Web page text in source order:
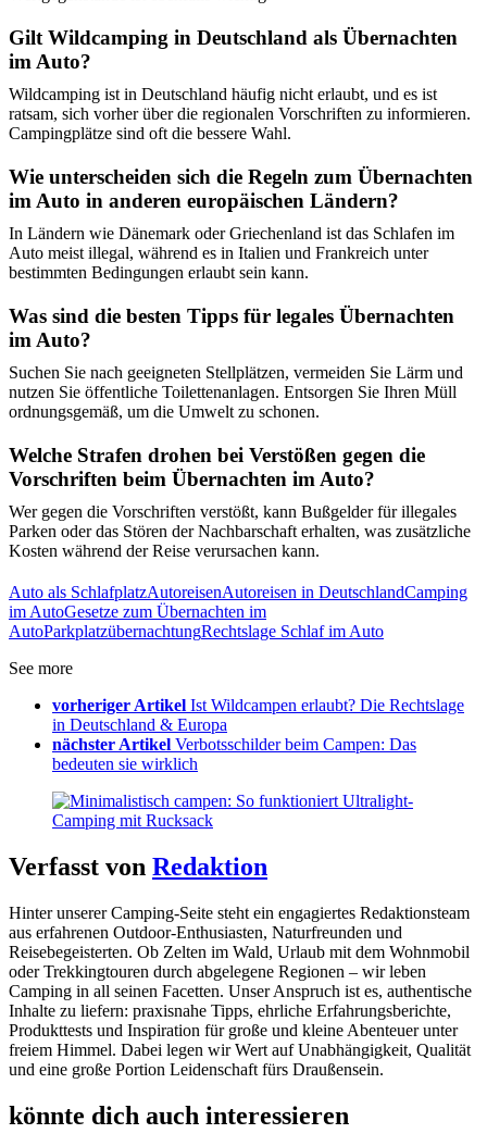
Gilt Wildcamping in Deutschland als Übernachten
im Auto?
Wildcamping ist in Deutschland häufig nicht erlaubt, und es ist
ratsam, sich vorher über die regionalen Vorschriften zu informieren.
Campingplätze sind oft die bessere Wahl.
Wie unterscheiden sich die Regeln zum Übernachten
im Auto in anderen europäischen Ländern?
In Ländern wie Dänemark oder Griechenland ist das Schlafen im
Auto meist illegal, während es in Italien und Frankreich unter
bestimmten Bedingungen erlaubt sein kann.
Was sind die besten Tipps für legales Übernachten
im Auto?
Suchen Sie nach geeigneten Stellplätzen, vermeiden Sie Lärm und
nutzen Sie öffentliche Toilettenanlagen. Entsorgen Sie Ihren Müll
ordnungsgemäß, um die Umwelt zu schonen.
Welche Strafen drohen bei Verstößen gegen die
Vorschriften beim Übernachten im Auto?
Wer gegen die Vorschriften verstößt, kann Bußgelder für illegales
Parken oder das Stören der Nachbarschaft erhalten, was zusätzliche
Kosten während der Reise verursachen kann.
Auto als SchlafplatzAutoreisenAutoreisen in DeutschlandCamping
im AutoGesetze zum Übernachten im
AutoParkplatzübernachtungRechtslage Schlaf im Auto
See more
vorheriger Artikel Ist Wildcampen erlaubt? Die Rechtslage
in Deutschland & Europa
nächster Artikel Verbotsschilder beim Campen: Das
bedeuten sie wirklich
Verfasst von Redaktion
Hinter unserer Camping-Seite steht ein engagiertes Redaktionsteam
aus erfahrenen Outdoor-Enthusiasten, Naturfreunden und
Reisebegeisterten. Ob Zelten im Wald, Urlaub mit dem Wohnmobil
oder Trekkingtouren durch abgelegene Regionen – wir leben
Camping in all seinen Facetten. Unser Anspruch ist es, authentische
Inhalte zu liefern: praxisnahe Tipps, ehrliche Erfahrungsberichte,
Produkttests und Inspiration für große und kleine Abenteuer unter
freiem Himmel. Dabei legen wir Wert auf Unabhängigkeit, Qualität
und eine große Portion Leidenschaft fürs Draußensein.
könnte dich auch interessieren